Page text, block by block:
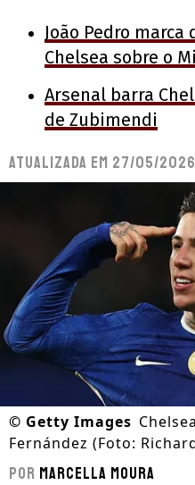
João Pedro
Chelsea sobre o
Arsenal barra
de Zubimendi
Atualizada em 27/05/2026
© Getty Images
Fernández (Foto:
Por Marcella Moura